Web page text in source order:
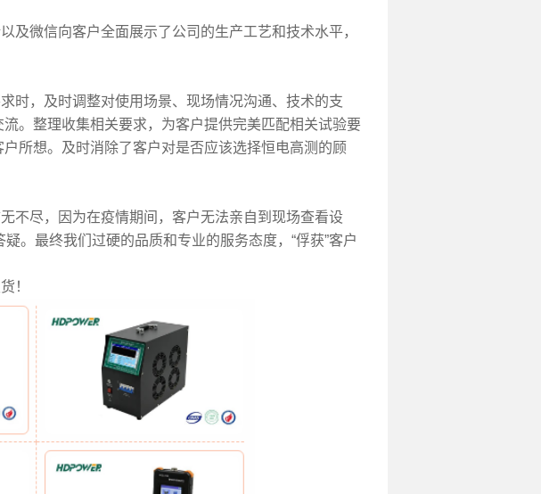
微信向客户全面展示了公司的生产工艺和技术水平，
，及时调整对使用场景、现场情况沟通、技术的支
。整理收集相关要求，为客户提供完美匹配相关试验要
所想。及时消除了客户对是否应该选择恒电高测的顾
尽，因为在疫情期间，客户无法亲自到现场查看设
。最终我们过硬的品质和专业的服务态度，“俘获”客户
！